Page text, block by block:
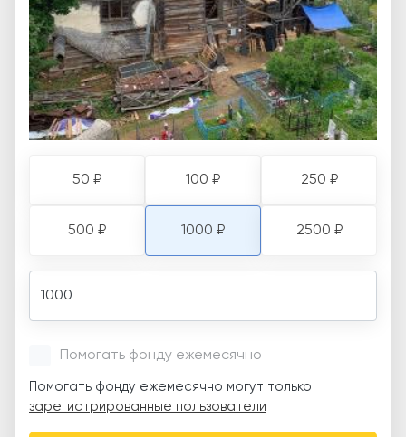
50 ₽ 100 ₽ 250 ₽
500 ₽ 1000 ₽ 2500 ₽
Помогать фонду ежемесячно
Помогать фонду ежемесячно могут только
зарегистрированные пользователи